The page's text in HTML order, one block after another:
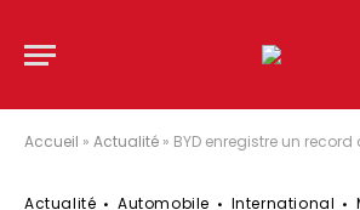
Accueil » Actualité » BYD enregistre un record de ventes
Actualité Automobile International